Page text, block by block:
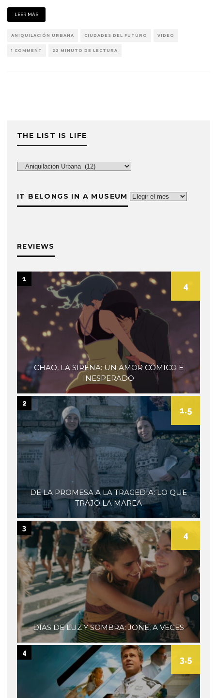
LEER MÁS
ANIQUILACIÓN URBANA CIUDADES DEL FUTURO VIDEO
1 COMMENT 22 MINUTO DE LECTURA
THE LIST IS LIFE
The
Life
IT BELONGS IN A MUSEUM
It
REVIEWS
CHAO, LA SIRENA: UN AMOR CÓMICO E
INESPERADO
4
1
DE LA PROMESA A LA TRAGEDIA: LO QUE
TRAJO LA MAREA
1.5
2
DÍAS DE LUZ Y SOMBRA: JONE, A VECES
4
3
3.5
4